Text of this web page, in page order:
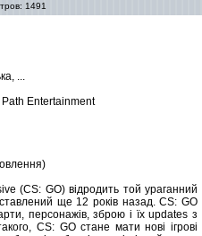
1491
...
Entertainment
(CS: GO) відродить той ураганний
ще 12 років назад. CS: GO
персонажів, зброю і їх updates з
CS: GO стане мати нові ігрові